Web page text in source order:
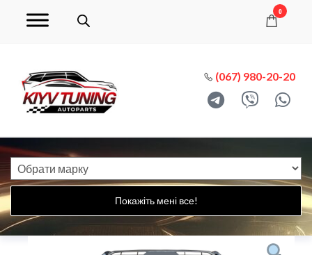
0
(067) 980-20-20
Покажіть мені все!